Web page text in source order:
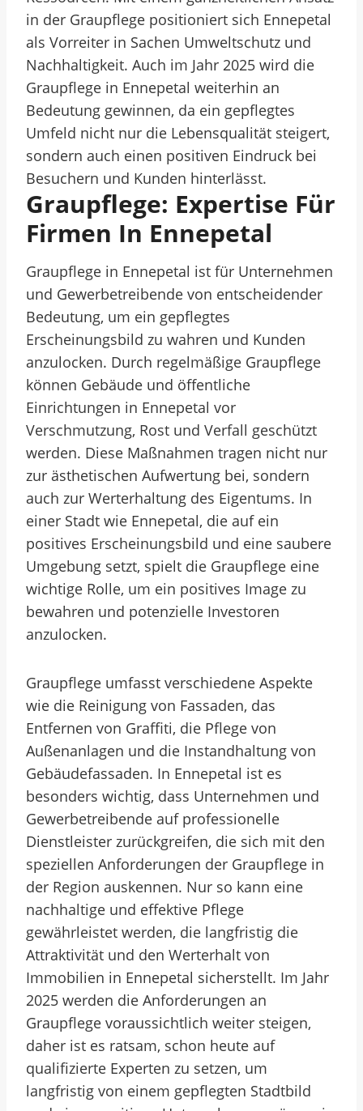
in der Graupflege positioniert sich Ennepetal
als Vorreiter in Sachen Umweltschutz und
Nachhaltigkeit. Auch im Jahr 2025 wird die
Graupflege in Ennepetal weiterhin an
Bedeutung gewinnen, da ein gepflegtes
Umfeld nicht nur die Lebensqualität steigert,
sondern auch einen positiven Eindruck bei
Besuchern und Kunden hinterlässt.
Graupflege: Expertise Für
Firmen In Ennepetal
Graupflege in Ennepetal ist für Unternehmen
und Gewerbetreibende von entscheidender
Bedeutung, um ein gepflegtes
Erscheinungsbild zu wahren und Kunden
anzulocken. Durch regelmäßige Graupflege
können Gebäude und öffentliche
Einrichtungen in Ennepetal vor
Verschmutzung, Rost und Verfall geschützt
werden. Diese Maßnahmen tragen nicht nur
zur ästhetischen Aufwertung bei, sondern
auch zur Werterhaltung des Eigentums. In
einer Stadt wie Ennepetal, die auf ein
positives Erscheinungsbild und eine saubere
Umgebung setzt, spielt die Graupflege eine
wichtige Rolle, um ein positives Image zu
bewahren und potenzielle Investoren
anzulocken.
Graupflege umfasst verschiedene Aspekte
wie die Reinigung von Fassaden, das
Entfernen von Graffiti, die Pflege von
Außenanlagen und die Instandhaltung von
Gebäudefassaden. In Ennepetal ist es
besonders wichtig, dass Unternehmen und
Gewerbetreibende auf professionelle
Dienstleister zurückgreifen, die sich mit den
speziellen Anforderungen der Graupflege in
der Region auskennen. Nur so kann eine
nachhaltige und effektive Pflege
gewährleistet werden, die langfristig die
Attraktivität und den Werterhalt von
Immobilien in Ennepetal sicherstellt. Im Jahr
2025 werden die Anforderungen an
Graupflege voraussichtlich weiter steigen,
daher ist es ratsam, schon heute auf
qualifizierte Experten zu setzen, um
langfristig von einem gepflegten Stadtbild